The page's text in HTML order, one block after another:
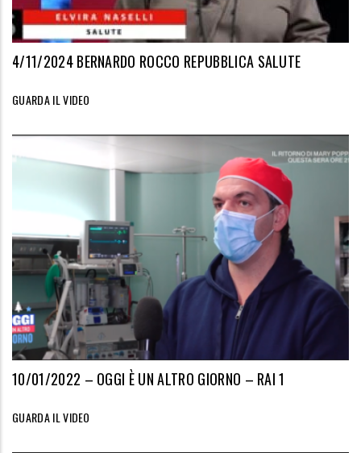
4/11/2024 BERNARDO ROCCO REPUBBLICA SALUTE
GUARDA IL VIDEO
10/01/2022 – OGGI È UN ALTRO GIORNO – RAI 1
GUARDA IL VIDEO